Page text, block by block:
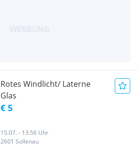
Rotes Windlicht/ Laterne
Glas
€ 5
15.07. - 13:56 Uhr
2601 Sollenau